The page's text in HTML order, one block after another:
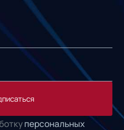
персональных